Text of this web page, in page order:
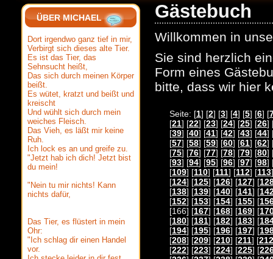
Gästebuch
Willkommen in
Sie sind herzlich
Form eines
bitte, dass wir hier
Seite: [1] [2] [3] [4] [5] [6] [
[21] [22] [23] [24] [25] [26]
[39] [40] [41] [42] [43] [44]
[57] [58] [59] [60] [61] [62]
[75] [76] [77] [78] [79] [80]
[93] [94] [95] [96] [97] [98]
[109] [110] [111] [112] [113
[124] [125] [126] [127] [
[138] [139] [140] [141] [
[152] [153] [154] [155] [
[166] [167] [168] [169] [
[180] [181] [182] [183] [
[194] [195] [196] [197] [
[208] [209] [210] [211] [212
[222] [223] [224] [225] [
ÜBER MICHAEL
Dort irgendwo ganz tief in mir,
Verbirgt sich dieses alte Tier.
Es ist das Tier, das
Sehnsucht heißt,
Das sich durch meinen Körper
beißt.
Es wütet, kratzt und beißt und
kreischt
Und wühlt sich durch mein
weiches Fleisch.
Das Vieh, es läßt mir keine
Ruh.
Ich lock es an und greife zu.
"Jetzt hab ich dich! Jetzt bist
du mein!
"Nein tu mir nichts! Kann
nichts dafür,
Das Tier, es flüstert in mein
Ohr:
"Ich schlag dir einen Handel
vor.